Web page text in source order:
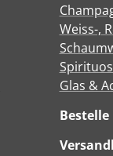
Weiss-,
Glas &